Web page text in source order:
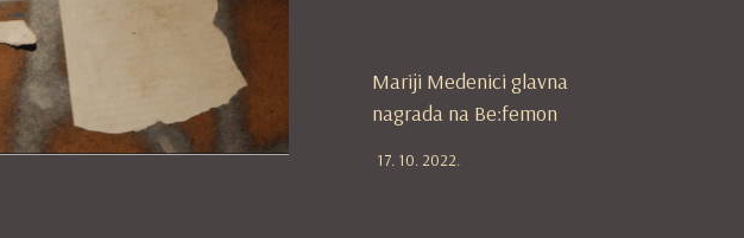
Mariji Medenici glavna
nagrada na Be:femon
17. 10. 2022.